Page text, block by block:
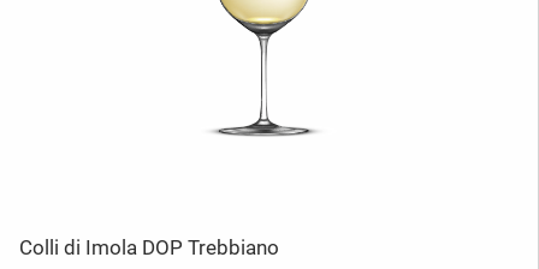
Colli di Imola DOP Trebbiano